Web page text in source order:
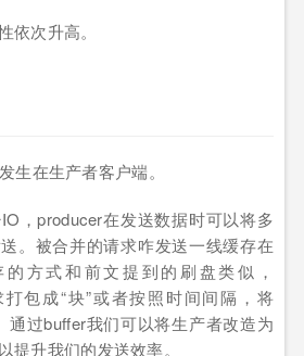
依次升高。
生在生产者客户端。
，producer在发送数据时可以将多
。被合并的请求咋发送一线缓存在
方式和前文提到的刷盘类似，
包成“块”或者按照时间间隔，将
通过buffer我们可以将生产者改造为
提升我们的发送效率。